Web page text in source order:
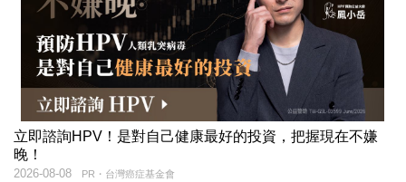
立即諮詢HPV！是對自己健康最好的投資，把握現在不嫌
晚！
PR・台灣癌症基金會
2026-08-08